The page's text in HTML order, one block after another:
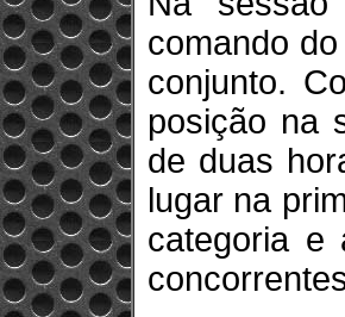
comando
conjunto.
posição na
de duas
lugar na
categoria e